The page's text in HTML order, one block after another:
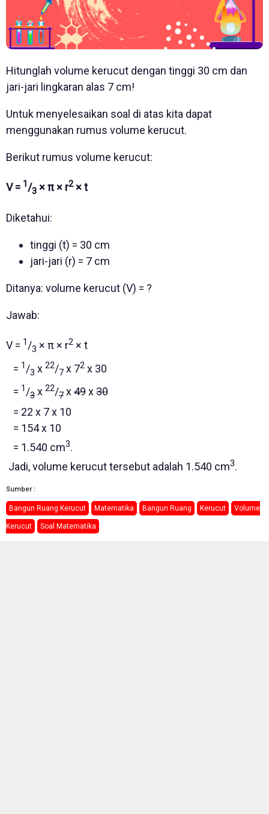
Hitunglah volume kerucut dengan tinggi 30 cm dan
jari-jari lingkaran alas 7 cm!
Untuk menyelesaikan soal di atas kita dapat
menggunakan rumus volume kerucut.
Berikut rumus volume kerucut:
V = 1/3 × π × r2× t
Diketahui:
tinggi (t) = 30 cm
jari-jari (r) = 7 cm
Ditanya: volume kerucut (V) = ?
Jawab:
V = 1 /3 × π × r2 × t
= 1 /3 x 22/7 x 72 x 30
= 1/3 x 22/7 x49x30
= 22 x 7 x 10
= 154 x 10
= 1.540 cm3.
Jadi, volume kerucut tersebut adalah 1.540 cm3.
Sumber :
Bangun Ruang Kerucut Matematika Bangun Ruang Kerucut Volume
Kerucut Soal Matematika